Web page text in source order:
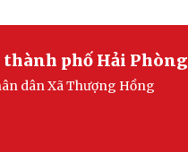
phố Hải Phòng
dân Xã Thượng Hồng